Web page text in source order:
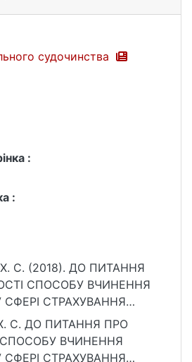
судочинства
:
:
Х. С. (2018). ДО ПИТАННЯ
СПОСОБУ ВЧИНЕННЯ
СТРАХУВАННЯ
202–207.
handle/15071834/239
С. ДО ПИТАННЯ ПРО
ВЧИНЕННЯ
СТРАХУВАННЯ